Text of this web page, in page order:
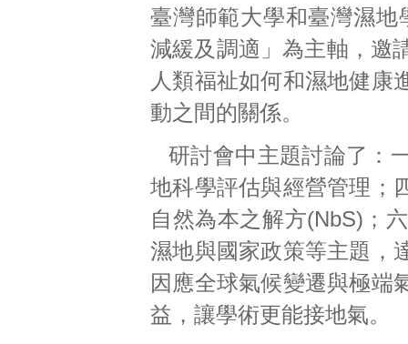
臺灣師範大學和臺灣濕
減緩及調適」為主軸，邀
人類福祉如何和濕地健康
動之間的關係。
研討會中主題討論了：
地科學評估與經營管理；
自然為本之解方(NbS)；
濕地與國家政策等主題，
因應全球氣候變遷與極端
益，讓學術更能接地氣。